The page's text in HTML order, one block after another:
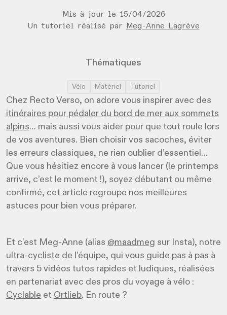
Mis à jour le 15/04/2026
Un tutoriel réalisé par
Meg-Anne Lagrève
Thématiques
Vélo Matériel Tutoriel
Chez Recto Verso, on adore vous inspirer avec des
itinéraires pour pédaler du bord de mer aux sommets
alpins… mais aussi vous aider pour que tout roule lors
de vos aventures. Bien choisir vos sacoches, éviter
les erreurs classiques, ne rien oublier d’essentiel…
Que vous hésitiez encore à vous lancer (le printemps
arrive, c’est le moment !), soyez débutant ou même
confirmé, cet article regroupe nos meilleures
astuces pour bien vous préparer.
Et c’est Meg-Anne (alias @maadmeg sur Insta), notre
ultra-cycliste de l’équipe, qui vous guide pas à pas à
travers 5 vidéos tutos rapides et ludiques, réalisées
en partenariat avec des pros du voyage à vélo :
Cyclable et Ortlieb. En route ?